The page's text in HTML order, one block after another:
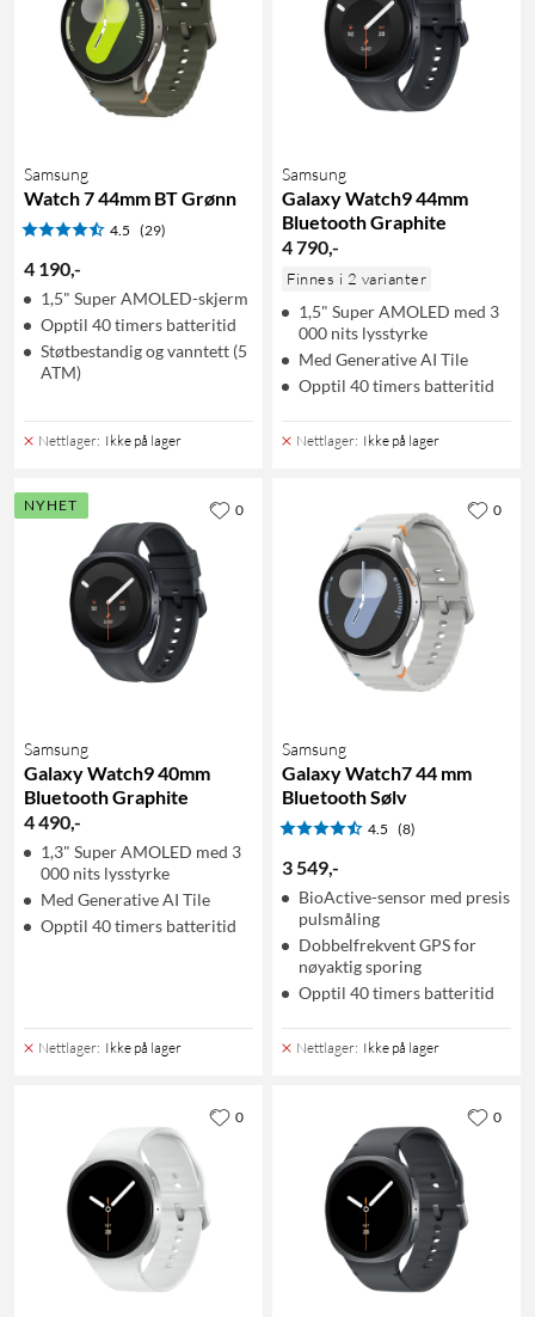
Samsung
Watch 7 44mm BT Grønn
4.5 (29)
4 190,-
1,5" Super AMOLED-skjerm
Opptil 40 timers batteritid
Støtbestandig og vanntett (5
ATM)
Nettlager: Ikke på lager
Samsung
Galaxy Watch9 44mm
Bluetooth Graphite
4 790,-
Finnes i 2 varianter
1,5" Super AMOLED med 3
000 nits lysstyrke
Med Generative AI Tile
Opptil 40 timers batteritid
Nettlager: Ikke på lager
NYHET
Samsung
Galaxy Watch9 40mm
Bluetooth Graphite
4 490,-
1,3" Super AMOLED med 3
000 nits lysstyrke
Med Generative AI Tile
Opptil 40 timers batteritid
Nettlager: Ikke på lager
0
Samsung
Galaxy Watch7 44 mm
Bluetooth Sølv
4.5 (8)
3 549,-
BioActive-sensor med presis
pulsmåling
Dobbelfrekvent GPS for
nøyaktig sporing
Opptil 40 timers batteritid
Nettlager: Ikke på lager
0
0 0